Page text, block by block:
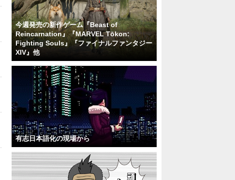
今週発売の新作ゲーム『Beast of
Reincarnation』『MARVEL Tōkon:
Fighting Souls』『ファイナルファンタジー
XIV』他
有志日本語化の現場から